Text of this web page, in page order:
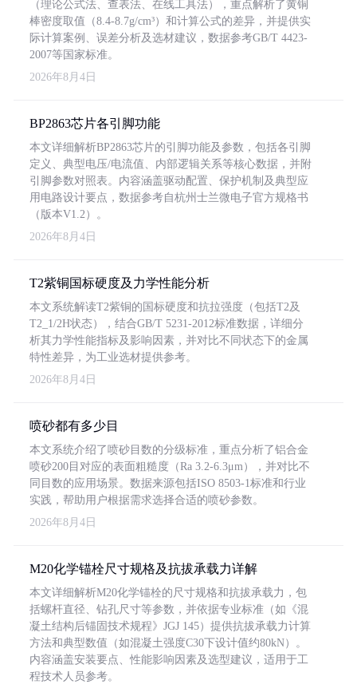
（理论公式法、查表法、在线工具法），重点解析了黄铜
棒密度取值（8.4-8.7g/cm³）和计算公式的差异，并提供实
际计算案例、误差分析及选材建议，数据参考GB/T 4423-
2007等国家标准。
2026年8月4日
BP2863芯片各引脚功能
本文详细解析BP2863芯片的引脚功能及参数，包括各引脚
定义、典型电压/电流值、内部逻辑关系等核心数据，并附
引脚参数对照表。内容涵盖驱动配置、保护机制及典型应
用电路设计要点，数据参考自杭州士兰微电子官方规格书
（版本V1.2）。
2026年8月4日
T2紫铜国标硬度及力学性能分析
本文系统解读T2紫铜的国标硬度和抗拉强度（包括T2及
T2_1/2H状态），结合GB/T 5231-2012标准数据，详细分
析其力学性能指标及影响因素，并对比不同状态下的金属
特性差异，为工业选材提供参考。
2026年8月4日
喷砂都有多少目
本文系统介绍了喷砂目数的分级标准，重点分析了铝合金
喷砂200目对应的表面粗糙度（Ra 3.2-6.3μm），并对比不
同目数的应用场景。数据来源包括ISO 8503-1标准和行业
实践，帮助用户根据需求选择合适的喷砂参数。
2026年8月4日
M20化学锚栓尺寸规格及抗拔承载力详解
本文详细解析M20化学锚栓的尺寸规格和抗拔承载力，包
括螺杆直径、钻孔尺寸等参数，并依据专业标准（如《混
凝土结构后锚固技术规程》JGJ 145）提供抗拔承载力计算
方法和典型数值（如混凝土强度C30下设计值约80kN）。
内容涵盖安装要点、性能影响因素及选型建议，适用于工
程技术人员参考。